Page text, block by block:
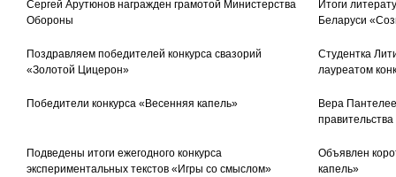
Сергей Арутюнов награжден грамотой Министерства
Обороны
Итоги
Беларуси
Поздравляем победителей конкурса свазорий
«Золотой Цицерон»
Студентка
лауреатом
Победители конкурса «Весенняя капель»
Вера
Подведены итоги ежегодного конкурса
экспериментальных текстов «Игры со смыслом»
Объявлен
капель»